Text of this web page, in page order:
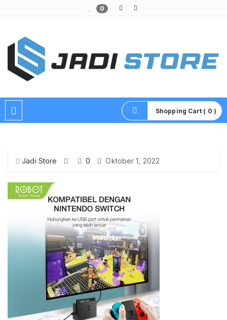
0
Shopping Cart ( 0 )
Jadi Store 0 Oktober 1, 2022